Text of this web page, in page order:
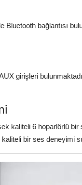
Bluetooth bağlantısı
girişleri
kaliteli 6 hoparlörlü
bir ses deneyimi